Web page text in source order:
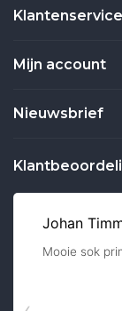
Klantenservice
Mijn account
Nieuwsbrief